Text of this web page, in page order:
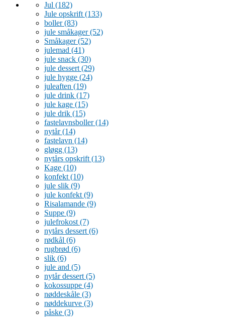
Jul (182)
Jule opskrift (133)
boller(83)
jule småkager(52)
Småkager(52)
julemad (41)
jule snack (30)
jule dessert (29)
jule hygge (24)
juleaften (19)
jule drink (17)
jule kage (15)
jule drik (15)
fastelavnsboller(14)
nytår(14)
fastelavn (14)
gløgg (13)
nytårs opskrift (13)
Kage (10)
konfekt (10)
jule slik (9)
jule konfekt (9)
Risalamande (9)
Suppe (9)
julefrokost (7)
nytårs dessert (6)
rødkål (6)
rugbrød (6)
slik (6)
jule and (5)
nytår dessert (5)
kokossuppe (4)
nøddeskåle (3)
nøddekurve (3)
påske (3)